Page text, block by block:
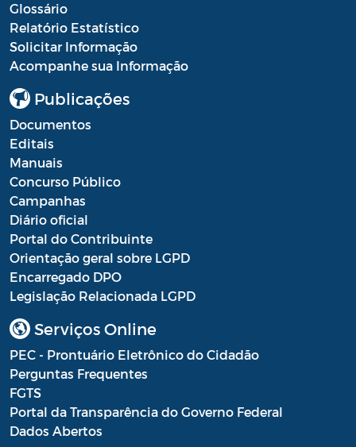
Glossário
Relatório Estatístico
Solicitar Informação
Acompanhe sua Informação
Publicações
Documentos
Editais
Manuais
Concurso Público
Campanhas
Diário oficial
Portal do Contribuinte
Orientação geral sobre LGPD
Encarregado DPO
Legislação Relacionada LGPD
Serviços Online
PEC - Prontuário Eletrônico do Cidadão
Perguntas Frequentes
FGTS
Portal da Transparência do Governo Federal
Dados Abertos